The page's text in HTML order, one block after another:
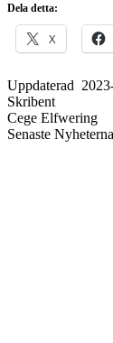
Dela detta:
X
Uppdaterad
Skribent
Cege Elfwering
Senaste Nyheterna